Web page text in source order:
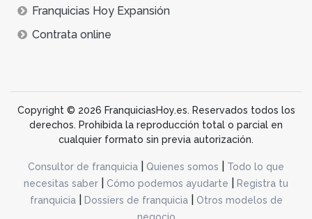
Franquicias Hoy Expansión
Contrata online
Copyright © 2026 FranquiciasHoy.es. Reservados todos los
derechos. Prohibida la reproducción total o parcial en
cualquier formato sin previa autorización.
Consultor de franquicia Quienes somos
Todo lo que
necesitas saber
Cómo podemos ayudarte
Registra tu
franquicia| Dossiers de franquicia|
Otros modelos de
negocio